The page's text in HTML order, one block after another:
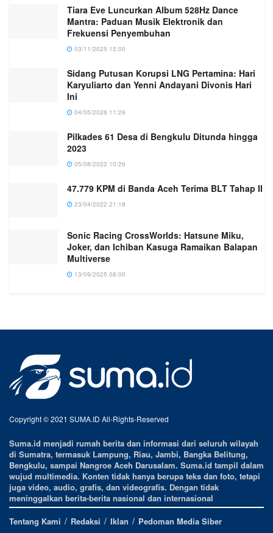
Tiara Eve Luncurkan Album 528Hz Dance
Mantra: Paduan Musik Elektronik dan
Frekuensi Penyembuhan
03/11/2025 15:00
Sidang Putusan Korupsi LNG Pertamina: Hari
Karyuliarto dan Yenni Andayani Divonis Hari
Ini
04/05/2026 11:29
Pilkades 61 Desa di Bengkulu Ditunda hingga
2023
05/08/2022 10:26
47.779 KPM di Banda Aceh Terima BLT Tahap II
23/04/2022 21:18
Sonic Racing CrossWorlds: Hatsune Miku,
Joker, dan Ichiban Kasuga Ramaikan Balapan
Multiverse
13/09/2025 08:00
Copyright © 2021 SUMA.ID All-Rights-Reserved
Suma.id menjadi rumah berita dan informasi dari seluruh wilayah
di Sumatra, termasuk Lampung, Riau, Jambi, Bangka Belitung,
Bengkulu, sampai Nangroe Aceh Darusalam. Suma.id tampil dalam
wujud multimedia. Konten tidak hanya berupa teks dan foto, tetapi
juga video, audio, grafis, dan videografis. Dengan tidak
meninggalkan berita-berita nasional dan internasional
Tentang Kami
Redaksi Iklan Pedoman Media Siber